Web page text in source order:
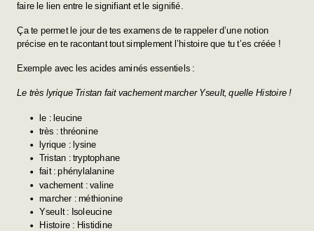
faire le lien entre le signifiant et le signifié.
Ça te permet le jour de tes examens de te rappeler d’une notion
précise en te racontant tout simplement l’histoire que tu t’es créée !
Exemple avec les acides aminés essentiels :
Le très lyrique Tristan fait vachement marcher Yseult, quelle Histoire !
le : leucine
très : thréonine
lyrique : lysine
Tristan : tryptophane
fait : phénylalanine
vachement : valine
marcher : méthionine
Yseult : Isoleucine
Histoire : Histidine